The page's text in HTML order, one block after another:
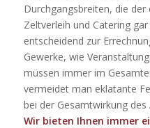
Durchgangsbreiten, die
Zeltverleih und Catering
entscheidend zur
Gewerke, wie
müssen immer im
vermeidet man eklatante
bei der Gesamtwirkung des
Wir bieten Ihnen immer